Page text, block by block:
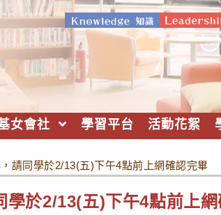
女會社 學習平台 活動花絮
請同學於2/13(五)下午4點前上網確認完畢
於2/13(五)下午4點前上